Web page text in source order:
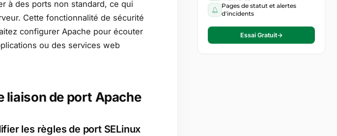
à des ports non standard, ce qui
Cette fonctionnalité de sécurité
configurer Apache pour écouter
ou des services web
liaison de port Apache
les règles de port SELinux
Pages de statut et alertes
d'incidents
Essai Gratuit→